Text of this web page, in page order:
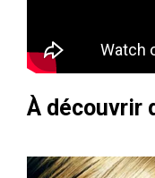
À découvrir